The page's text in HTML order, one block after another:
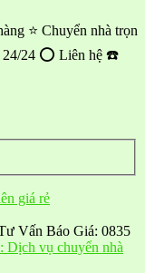
⭐ Chuyển nhà trọn
24/24 ⭕ Liên hệ ☎️
Vấn Báo Giá: 0835
: Dịch vụ chuyển nhà